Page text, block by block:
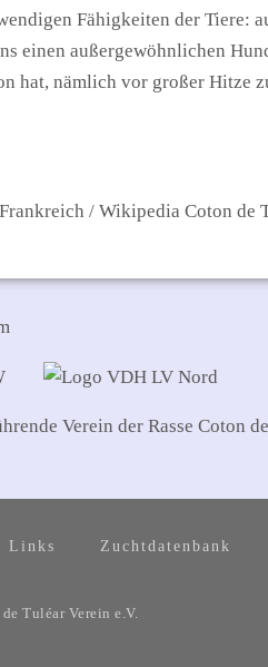
Fähigkeiten der Tiere:
einen außergewöhnlichen
hat, nämlich vor großer Hitze
/ Wikipedia Coton de
Verein der Rasse Coton
Links Zuchtdatenbank
Tuléar Verein e.V.